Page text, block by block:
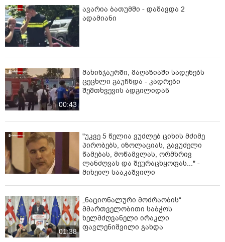
ავარია ბათუმში - დაშავდა 2
ადამიანი
00:43
მახინჯაურში, მაღაზიაში სადენებს
ცეცხლი გაუჩნდა - კადრები
შემთხვევის ადგილიდან
"უკვე 5 წელია ვუძლებ ციხის მძიმე
პირობებს, იზოლაციას, გავუძელი
წამებას, მოწამვლას, ორმხრივ
ლანძღვას და შეურაცხყოფას..." -
მიხეილ სააკაშვილი
01:38
„ნაციონალური მოძრაობის“
მმართველობითი საბჭოს
ხელმძღვანელი ირაკლი
ფავლენიშვილი გახდა